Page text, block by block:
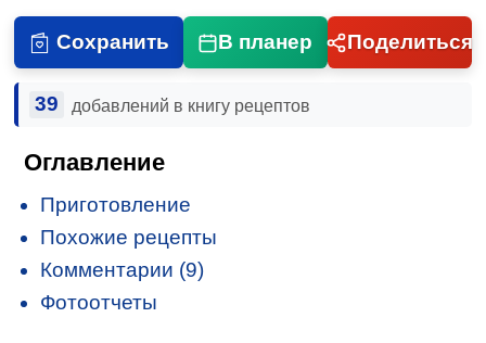
Сохранить В планер Поделиться
39 добавлений в книгу рецептов
Оглавление
Приготовление
Похожие рецепты
Комментарии (9)
Фотоотчеты